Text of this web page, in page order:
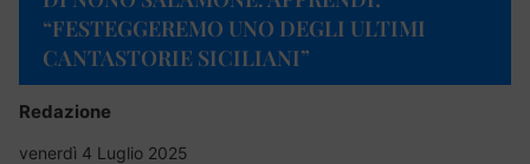
“FESTEGGEREMO UNO DEGLI ULTIMI
CANTASTORIE SICILIANI”
Redazione
venerdì 4 Luglio 2025